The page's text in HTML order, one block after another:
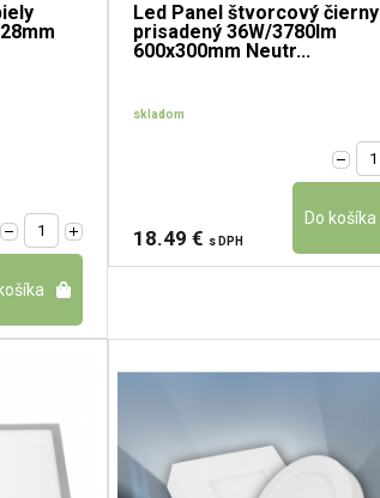
Led Panel štvorcový čierny
prisadený 36W/3780lm
600x300mm Neutr...
skladom
18.49 € s DPH